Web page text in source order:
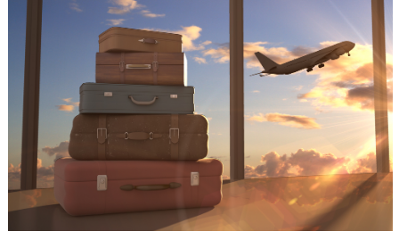
כשאנחנו טסים לחו״ל, אנחנו
רגילים לשלם עמלות מט״ח על
כל פעולה קטנה – קפה, מונית,
זה פשוט לא קורה.הכרטיס
מאפשר תשלום במטבע מקומי
ללא עמלת המרה, כך שאתה
יודע בדיוק כמה יצא לך מהכיס
– בלי הפתעות בדיעבד.זה
יתרון משמעותי במיוחד
בטיולים ארוכים, קניות מרובות
או טיסות ליעדים יקרים.מעבר